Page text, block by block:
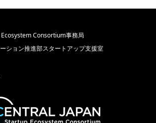
Consortium事務局
ション推進部スタートアップ支援室